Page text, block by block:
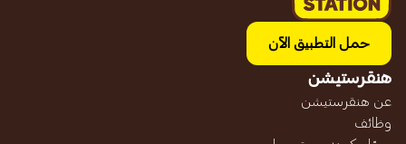
حمل التطبيق الآن
هنقرستيشن
عن هنقرستيشن
وظائف